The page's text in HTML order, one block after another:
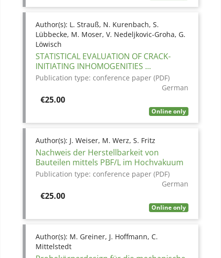
Author(s): L. Strauß, N. Kurenbach, S.
Lübbecke, M. Moser, V. Nedeljkovic-Groha, G.
Löwisch
STATISTICAL EVALUATION OF CRACK-
INITIATING INHOMOGENITIES ...
Publication type: conference paper (PDF)
German
Price
€25.00
Online only
Author(s): J. Weiser, M. Werz, S. Fritz
Nachweis der Herstellbarkeit von
Bauteilen mittels PBF/L im Hochvakuum
Publication type: conference paper (PDF)
German
Price
€25.00
Online only
Author(s): M. Greiner, J. Hoffmann, C.
Mittelstedt